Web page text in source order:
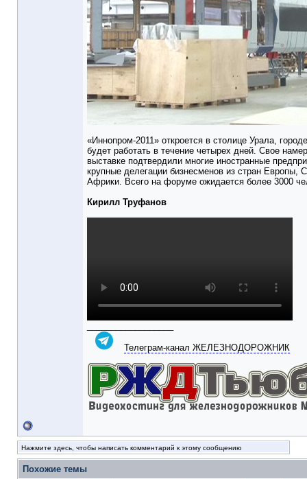
«Иннопром-2011» откроется в столице Урала,
будет работать в течение четырех дней. Свое
выставке подтвердили многие иностранные
крупные делегации бизнесменов из стран Европы,
Африки. Всего на форуме ожидается более 3000
Кирилл Труфанов
Телеграм-канал ЖЕЛЕЗНОДОРОЖНИК
Нажмите здесь, чтобы написать комментарий к этому сообщению
Похожие темы